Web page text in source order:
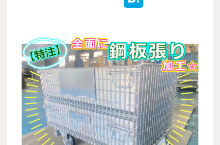
お取引の流れ
代理店募集
会社情報
お問い合わせ